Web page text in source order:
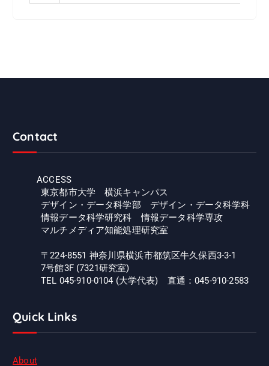
Contact
ACCESS
東京都市大学 横浜キャンパス
デザイン・データ科学部 デザイン・データ科学科
情報データ科学研究科 情報データ科学専攻
マルチメディア知能処理研究室
〒224-8551 神奈川県横浜市都筑区牛久保西3-3-1
7号館3F (7321研究室)
TEL 045-910-0104 (大学代表) 直通：045-910-2583
Quick Links
About